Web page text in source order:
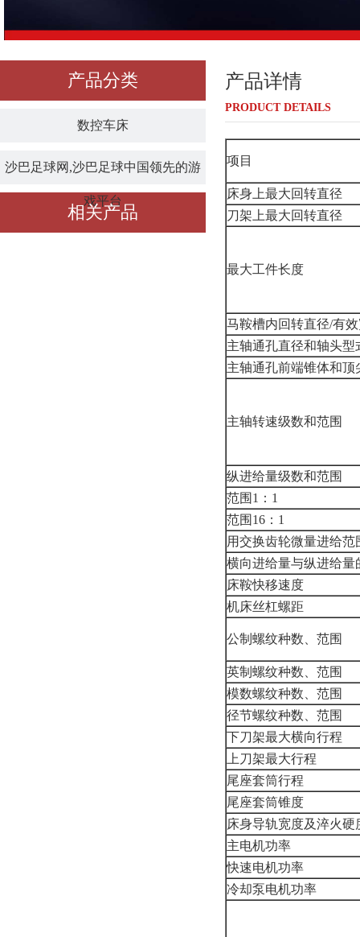
产品分类
数控车床
沙巴足球网,沙巴足球中国领先的游
戏平台
相关产品
产品详情
PRODUCT DETAILS
项目
床身上最大回转直径
刀架上最大回转直径
最大工件长度
马鞍槽内回转直径/有
主轴通孔直径和轴头型
主轴通孔前端锥体和顶
主轴转速级数和范围
纵进给量级数和范围
范围1：1
范围16：1
用交换齿轮微量进给范
横向进给量与纵进给量
床鞍快移速度
机床丝杠螺距
公制螺纹种数、范围
英制螺纹种数、范围
模数螺纹种数、范围
径节螺纹种数、范围
下刀架最大横向行程
上刀架最大行程
尾座套筒行程
尾座套筒锥度
床身导轨宽度及淬火硬
主电机功率
快速电机功率
冷却泵电机功率